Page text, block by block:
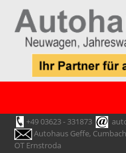
+49 03623 - 331873
Autohaus Geffe,
OT Ernstroda